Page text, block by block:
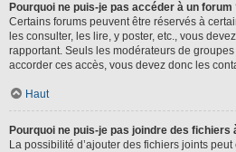
Pourquoi ne puis-je pas accéder à un forum
Certains forums peuvent être réservés à
les consulter, les lire, y poster, etc., vous
rapportant. Seuls les modérateurs de
accorder ces accès, vous devez donc les
Haut
Pourquoi ne puis-je pas joindre des fichiers
La possibilité d’ajouter des fichiers joints